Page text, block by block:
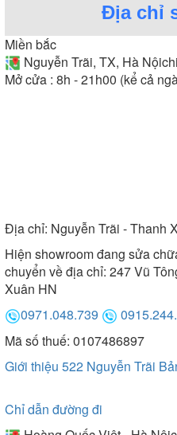
Địa chỉ
Miền bắc
Nguyễn Trãi, TX, Hà Nội
Mở cửa : 8h - 21h00 (kể cả
Địa chỉ: Nguyễn Trãi - Thanh
Hiện showroom đang sửa chữa, mọi giao dịch vui lòng
chuyển về địa chỉ: 247 Vũ
Xuân HN
0971.048.739
Mã số thuế: 0107486897
Giới thiệu 522 Nguyễn Trãi
Chỉ dẫn đường đi